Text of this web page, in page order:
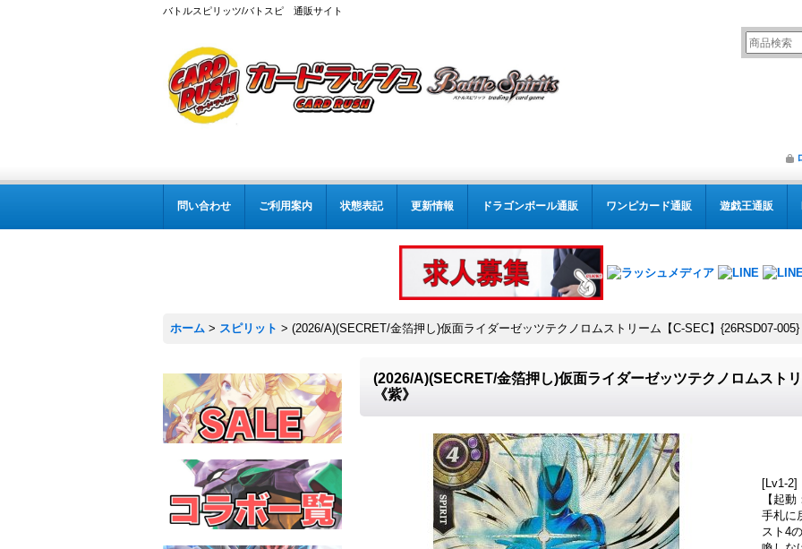
バトルスピリッツ/バトスピ 通販サイト
問い合わせ ご利用案内 状態表記 更新情報 ドラゴンボール通販 ワンピカード通販 遊戯王通販
ホーム > スピリット > (2026/A)(SECRET/金箔押し)仮面ライダーゼッツテクノロムストリーム【C-SEC】{26RSD07-005}
(2026/A)(SECRET/金箔押し)仮面ライダーゼッツテクノロムスト
《紫》
[Lv1-2]
【起
手札に
スト4